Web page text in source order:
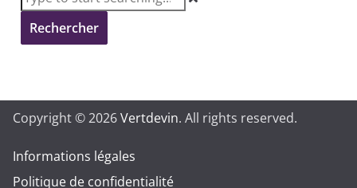
Rechercher
Copyright © 2026Vertdevin. All rights reserved.
Informations légales
Politique de confidentialité